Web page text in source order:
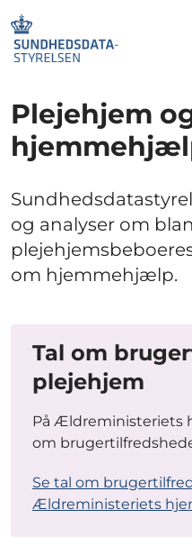
Plejehjem
og analyser om
om hjemmehjælp.
Tal om
plejehjem
På Ældreministeriets
om
Se tal om
Ældreministeriets